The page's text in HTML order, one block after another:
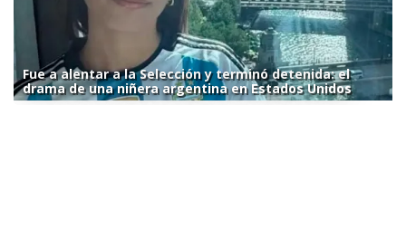
Fue a alentar a la Selección y terminó detenida: el
drama de una niñera argentina en Estados Unidos